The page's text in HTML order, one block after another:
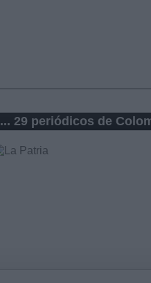
... 29 periódicos de